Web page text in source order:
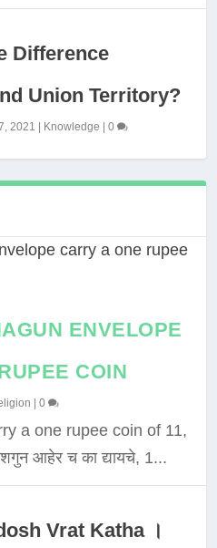
Difference
Union Territory?
2021 Knowledge |0
ENVELOPE
COIN
|0
a one rupee coin of 11,
आहेर च का द्यायचे, 1...
Vrat Katha ।